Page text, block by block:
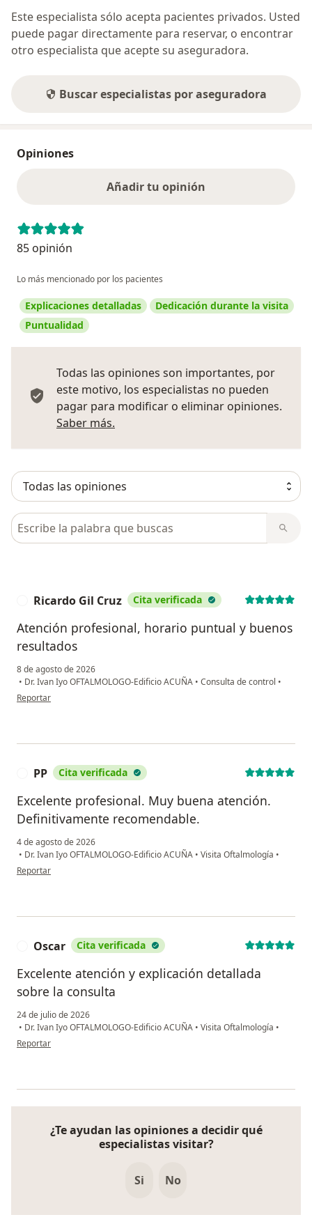
Este especialista sólo acepta pacientes privados. Usted
puede pagar directamente para reservar, o encontrar
otro especialista que acepte su aseguradora.
Buscar especialistas por aseguradora
Opiniones
Añadir tu opinión
85 opinión
Lo más mencionado por los pacientes
Explicaciones detalladas
Dedicación durante la visita
Puntualidad
Todas las opiniones son importantes, por
este motivo, los especialistas no pueden
pagar para modificar o eliminar opiniones.
Saber más.
Busca en opiniones
Ricardo Gil Cruz Cita verificada
Atención profesional, horario puntual y buenos
resultados
8 de agosto de 2026
• Dr. Ivan Iyo OFTALMOLOGO-Edificio ACUÑA • Consulta de control •
en opinión del usuario Ricardo Gil Cruz
Reportar
PP Cita verificada
Excelente profesional. Muy buena atención.
Definitivamente recomendable.
4 de agosto de 2026
• Dr. Ivan Iyo OFTALMOLOGO-Edificio ACUÑA • Visita Oftalmología •
en opinión del usuario PP
Reportar
Oscar Cita verificada
Excelente atención y explicación detallada
sobre la consulta
24 de julio de 2026
• Dr. Ivan Iyo OFTALMOLOGO-Edificio ACUÑA • Visita Oftalmología •
en opinión del usuario Oscar
Reportar
¿Te ayudan las opiniones a decidir qué
especialistas visitar?
Si No